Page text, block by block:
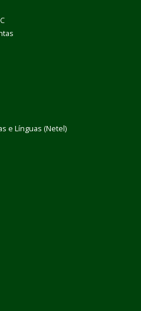
e Línguas (Netel)